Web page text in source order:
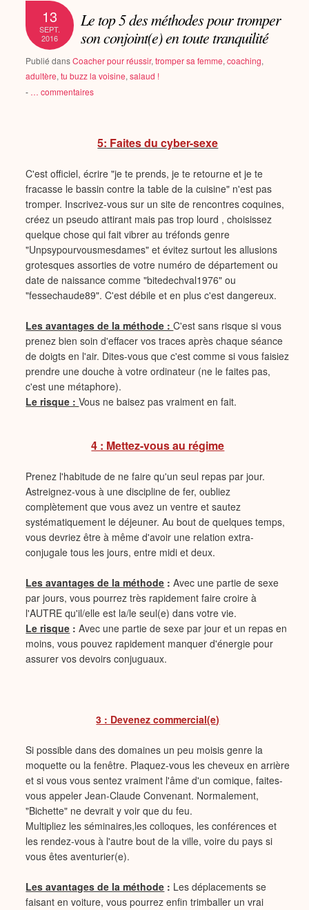
13
SEPT.
2016
Le top 5 des méthodes pour tromper
son conjoint(e) en toute tranquilité
Publié dans Coacher pour réussir,tromper sa femme,coaching,
adultère,tu buzz la voisine,salaud !
- … commentaires
5: Faites du cyber-sexe
C'est officiel, écrire "je te prends, je te retourne et je te
fracasse le bassin contre la table de la cuisine" n'est pas
tromper. Inscrivez-vous sur un site de rencontres coquines,
créez un pseudo attirant mais pas trop lourd , choisissez
quelque chose qui fait vibrer au tréfonds genre
"Unpsypourvousmesdames" et évitez surtout les allusions
grotesques assorties de votre numéro de département ou
date de naissance comme "bitedechval1976" ou
"fessechaude89". C'est débile et en plus c'est dangereux.
Les avantages de la méthode :C'est sans risque si vous
prenez bien soin d'effacer vos traces après chaque séance
de doigts en l'air. Dites-vous que c'est comme si vous faisiez
prendre une douche à votre ordinateur (ne le faites pas,
c'est une métaphore).
Le risque :Vous ne baisez pas vraiment en fait.
4 : Mettez-vous au régime
Prenez l'habitude de ne faire qu'un seul repas par jour.
Astreignez-vous à une discipline de fer, oubliez
complètement que vous avez un ventre et sautez
systématiquement le déjeuner. Au bout de quelques temps,
vous devriez être à même d'avoir une relation extra-
conjugale tous les jours, entre midi et deux.
Les avantages de la méthode :Avec une partie de sexe
par jours, vous pourrez très rapidement faire croire à
l'AUTRE qu'il/elle est la/le seul(e) dans votre vie.
Le risque :Avec une partie de sexe par jour et un repas en
moins, vous pouvez rapidement manquer d'énergie pour
assurer vos devoirs conjuguaux.
3 : Devenez commercial(e)
Si possible dans des domaines un peu moisis genre la
moquette ou la fenêtre. Plaquez-vous les cheveux en arrière
et si vous vous sentez vraiment l'âme d'un comique, faites-
vous appeler Jean-Claude Convenant. Normalement,
"Bichette" ne devrait y voir que du feu.
Multipliez les séminaires,les colloques, les conférences et
les rendez-vous à l'autre bout de la ville, voire du pays si
vous êtes aventurier(e).
Les avantages de la méthode : Les déplacements se
faisant en voiture, vous pourrez enfin trimballer un vrai